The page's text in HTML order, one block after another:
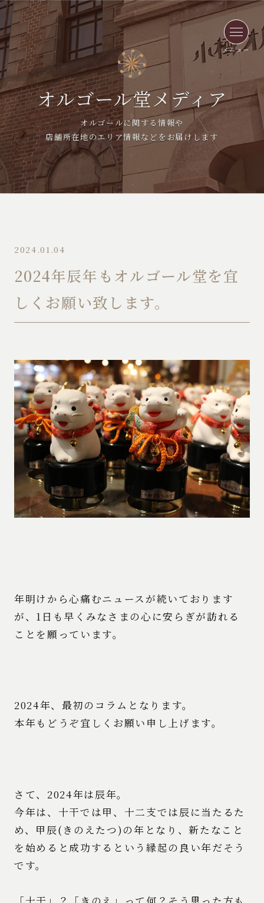
メニュー
オルゴール堂メディア
オルゴールに関する情報や
店舗所在地のエリア情報などをお届けします
2024.01.04
2024年辰年もオルゴール堂を宜
しくお願い致します。
年明けから心痛むニュースが続いております
が、1日も早くみなさまの心に安らぎが訪れる
ことを願っています。
2024年、最初のコラムとなります。
本年もどうぞ宜しくお願い申し上げます。
さて、2024年は辰年。
今年は、十干では甲、十二支では辰に当たるた
め、甲辰(きのえたつ)の年となり、新たなこと
を始めると成功するという縁起の良い年だそう
です。